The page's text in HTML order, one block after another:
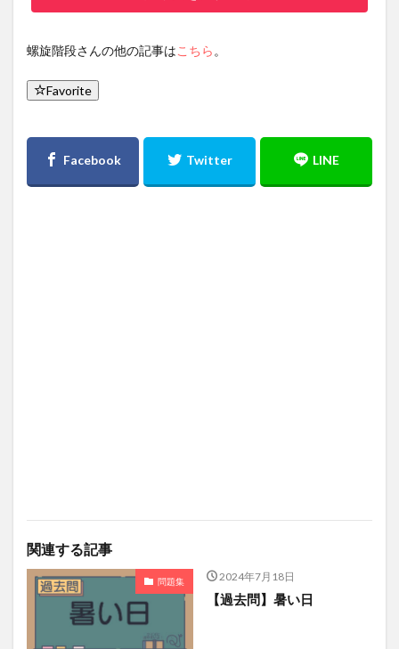
螺旋階段さんの他の記事はこちら 。
Favorite
関連する記事
問題集 2024年7月18日
【過去問】暑い日